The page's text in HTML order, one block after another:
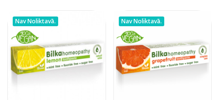
Nav Noliktavā. Nav Noliktavā.